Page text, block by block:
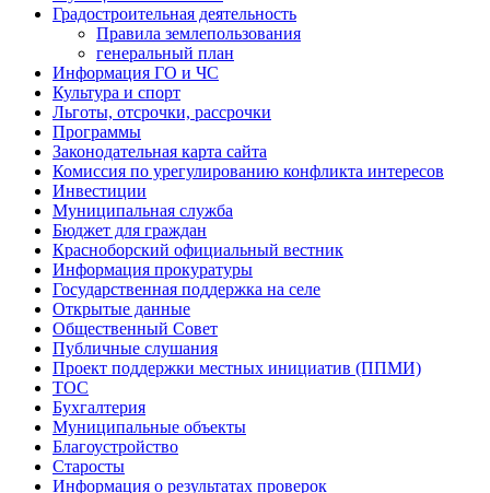
Градостроительная деятельность
Правила землепользования
генеральный план
Информация ГО и ЧС
Культура и спорт
Льготы, отсрочки, рассрочки
Программы
Законодательная карта сайта
Комиссия по урегулированию конфликта интересов
Инвестиции
Муниципальная служба
Бюджет для граждан
Красноборский официальный вестник
Информация прокуратуры
Государственная поддержка на селе
Открытые данные
Общественный Совет
Публичные слушания
Проект поддержки местных инициатив (ППМИ)
ТОС
Бухгалтерия
Муниципальные объекты
Благоустройство
Старосты
Информация о результатах проверок